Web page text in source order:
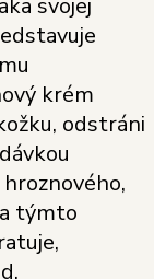
svojej
krém
odstráni
týmto